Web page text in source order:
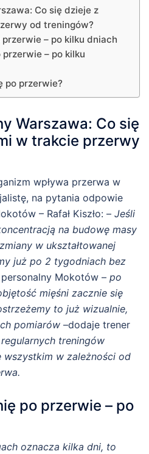
Co się dzieje z
od treningów?
– po kilku dniach
przerwie – po kilku
po przerwie?
Warszawa: Co się
w trakcie przerwy
wpływa przerwa w
na pytania odpowie
– Rafał Kiszło: – Jeśli
na budowę masy
w ukształtowanej
już po 2 tygodniach bez
Mokotów – po
mięśni zacznie się
to już wizualnie,
pomiarów –dodaje trener
treningów
wszystkim w zależności od
po przerwie – po
oznacza kilka dni, to